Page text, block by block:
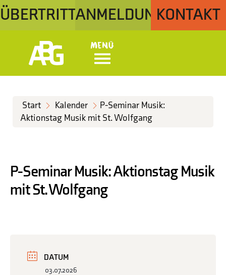
ÜBERTRITTANMELDUNGKONTAKT
Menü
Start Kalender
P-Seminar Musik:
Aktionstag Musik mit St. Wolfgang
P-Seminar Musik: Aktionstag Musik
mit St. Wolfgang
DATUM
03.07.2026